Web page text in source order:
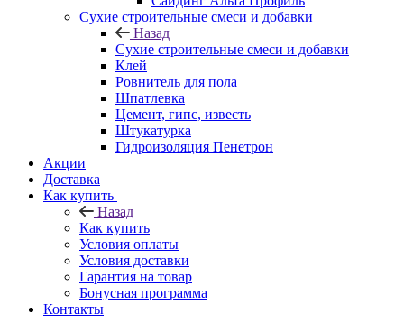
Сухие строительные смеси и добавки
Назад
Сухие строительные смеси и добавки
Клей
Ровнитель для пола
Шпатлевка
Цемент, гипс, известь
Штукатурка
Гидроизоляция Пенетрон
Акции
Доставка
Как купить
Назад
Как купить
Условия оплаты
Условия доставки
Гарантия на товар
Бонусная программа
Контакты